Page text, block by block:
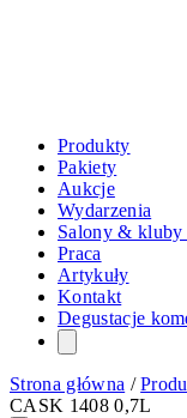
Produkty
Pakiety
Aukcje
Wydarzenia
Salony &
Praca
Artykuły
Kontakt
Degustacje
Strona główna /
CASK 1408 0,7L